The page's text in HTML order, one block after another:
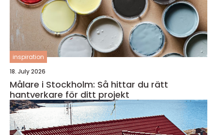
inspiration
18. July 2026
Målare i Stockholm: Så hittar du rätt
hantverkare för ditt projekt